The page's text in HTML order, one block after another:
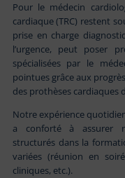
Pour le médecin
cardiaque (TRC) restent
prise en charge
l’urgence, peut poser
spécialisées par le
pointues grâce aux
des prothèses cardiaques
Notre expérience
a conforté à assurer
structurés dans la
variées (réunion en
cliniques, etc.).